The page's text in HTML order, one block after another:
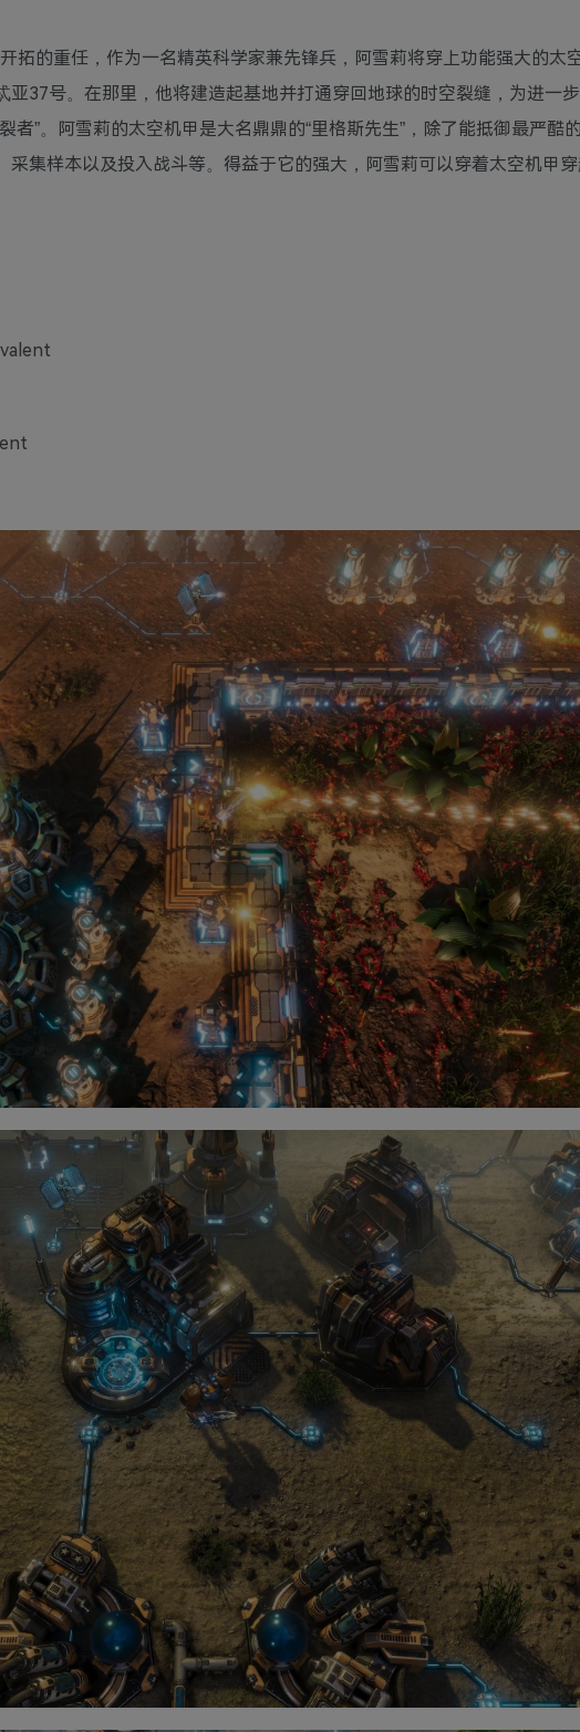
拓的重任，作为一名精英科学家兼先锋兵，阿雪莉将穿上功能强大的太
37号。在那里，他将建造起基地并打通穿回地球的时空裂缝，为进一步
者”。阿雪莉的太空机甲是大名鼎鼎的“里格斯先生”，除了能抵御最严酷
采集样本以及投入战斗等。得益于它的强大，阿雪莉可以穿着太空机甲